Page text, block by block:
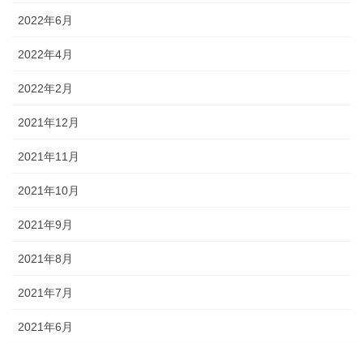
2022年6月
2022年4月
2022年2月
2021年12月
2021年11月
2021年10月
2021年9月
2021年8月
2021年7月
2021年6月